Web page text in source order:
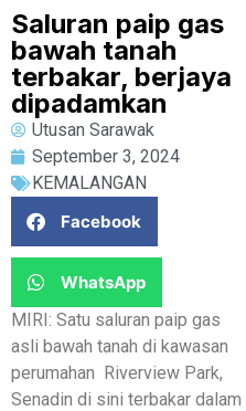
Saluran paip gas
bawah tanah
terbakar, berjaya
dipadamkan
Utusan Sarawak
September 3, 2024
KEMALANGAN
Facebook
WhatsApp
MIRI: Satu saluran paip gas
asli bawah tanah di kawasan
perumahan Riverview Park,
Senadin di sini terbakar dalam